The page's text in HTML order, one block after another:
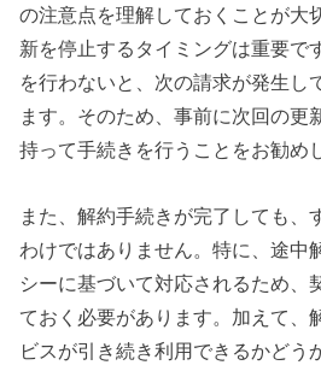
の注意点を理解しておくことが大
新を停止するタイミングは重要で
を行わないと、次の請求が発生し
ます。そのため、事前に次回の更
持って手続きを行うことをお勧め
また、解約手続きが完了しても、
わけではありません。特に、途中
シーに基づいて対応されるため、
ておく必要があります。加えて、
ビスが引き続き利用できるかどう